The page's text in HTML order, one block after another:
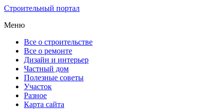
Строительный портал
Меню
Все о строительстве
Все о ремонте
Дизайн и интерьер
Частный дом
Полезные советы
Участок
Разное
Карта сайта